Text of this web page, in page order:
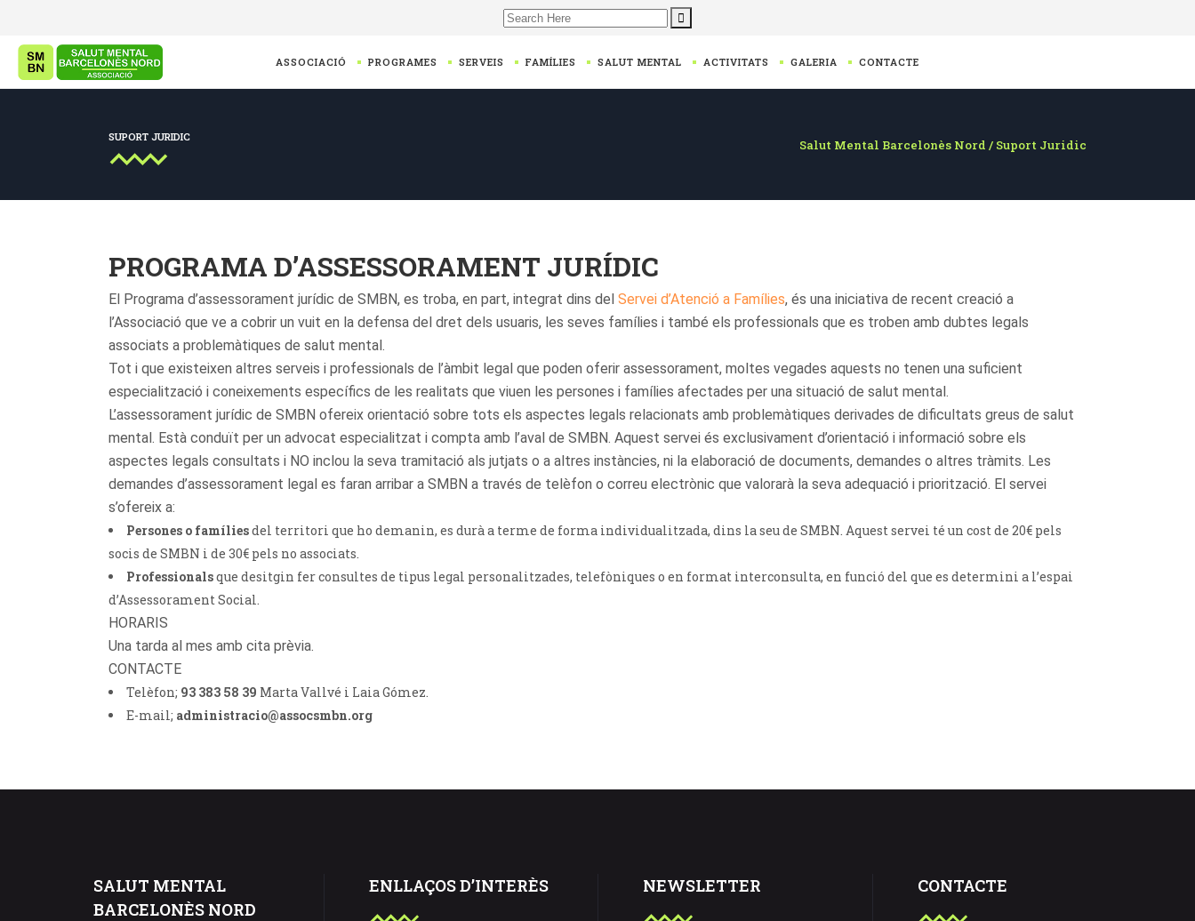
Search
ASSOCIACIÓ PROGRAMES SERVEIS FAMÍLIES SALUT MENTAL ACTIVITATS GALERIA CONTACTE
SUPORT JURIDIC
Salut Mental Barcelonès Nord / Suport Juridic
PROGRAMA D’ASSESSORAMENT JURÍDIC
El Programa d’assessorament jurídic de SMBN, es troba, en part, integrat dins del Servei d’Atenció a Famílies, és una iniciativa de recent creació a
l’Associació que ve a cobrir un vuit en la defensa del dret dels usuaris, les seves famílies i també els professionals que es troben amb dubtes legals
associats a problemàtiques de salut mental.
Tot i que existeixen altres serveis i professionals de l’àmbit legal que poden oferir assessorament, moltes vegades aquests no tenen una suficient
especialització i coneixements específics de les realitats que viuen les persones i famílies afectades per una situació de salut mental.
L’assessorament jurídic de SMBN ofereix orientació sobre tots els aspectes legals relacionats amb problemàtiques derivades de dificultats greus de salut
mental. Està conduït per un advocat especialitzat i compta amb l’aval de SMBN. Aquest servei és exclusivament d’orientació i informació sobre els
aspectes legals consultats i NO inclou la seva tramitació als jutjats o a altres instàncies, ni la elaboració de documents, demandes o altres tràmits. Les
demandes d’assessorament legal es faran arribar a SMBN a través de telèfon o correu electrònic que valorarà la seva adequació i priorització. El servei
s’ofereix a:
Persones o famíliesdel territori que ho demanin, es durà a terme de forma individualitzada, dins la seu de SMBN. Aquest servei té un cost de 20€ pels
socis de SMBN i de 30€ pels no associats.
Professionalsque desitgin fer consultes de tipus legal personalitzades, telefòniques o en format interconsulta, en funció del que es determini a l’espai
d’Assessorament Social.
HORARIS
Una tarda al mes amb cita prèvia.
CONTACTE
Telèfon; 93 383 58 39 Marta Vallvé i Laia Gómez.
E-mail; administracio@assocsmbn.org
SALUT MENTAL
BARCELONÈS NORD
ENLLAÇOS D’INTERÈS NEWSLETTER CONTACTE